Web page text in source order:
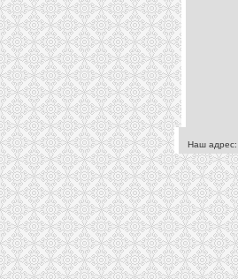
Наш